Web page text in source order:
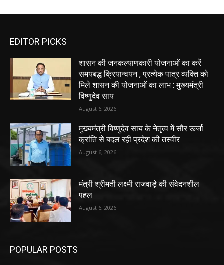
EDITOR PICKS
शासन की जनकल्याणकारी योजनाओं का करें
समयबद्ध क्रियान्वयन , प्रत्येक पात्र व्यक्ति को
मिले शासन की योजनाओं का लाभ : मुख्यमंत्री
विष्णुदेव साय
August 6, 2026
मुख्यमंत्री विष्णुदेव साय के नेतृत्व में सौर ऊर्जा
क्रांति से बदल रही प्रदेश की तस्वीर
August 6, 2026
मंत्री श्रीमती लक्ष्मी राजवाड़े की संवेदनशील
पहल
August 6, 2026
POPULAR POSTS